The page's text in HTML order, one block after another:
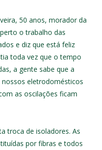
50 anos, morador da
o trabalho das
e diz que está feliz
toda vez que o tempo
a gente sabe que a
eletrodomésticos
as oscilações ficam
troca de isoladores. As
por fibras e todos